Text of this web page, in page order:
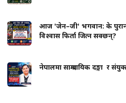
आज 'जेन–जी' भगवान: के
विश्वास फिर्ता जित्न सक्छन्?
नेपालमा साम्प्रदायिक दङ्गा र